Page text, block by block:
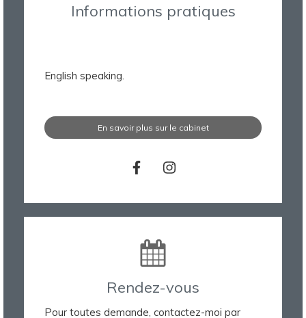
Informations pratiques
English speaking.
En savoir plus sur le cabinet
Rendez-vous
Pour toutes demande, contactez-moi par